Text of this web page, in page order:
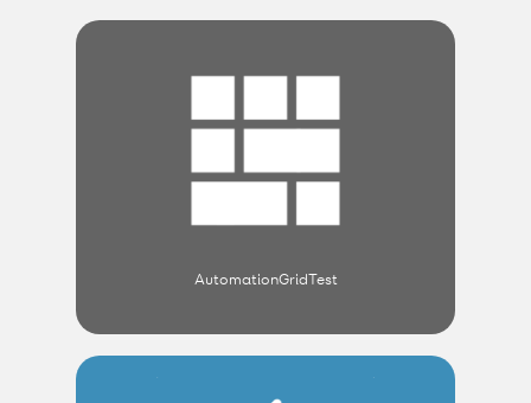
AutomationGridTest